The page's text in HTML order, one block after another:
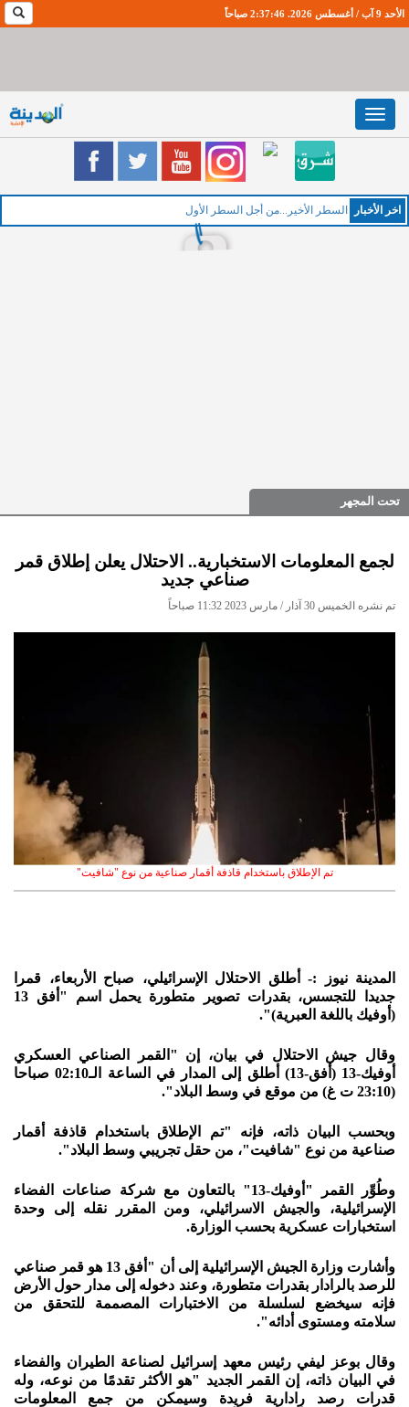
الأحد 9 آب / أغسطس 2026. 2:37:47 صباحاً
Toggle
navigation
اخر اﻷخبار
تحت المجهر
لجمع المعلومات الاستخبارية.. الاحتلال يعلن إطلاق قمر
صناعي جديد
تم نشره الخميس 30 آذار / مارس 2023 11:32 صباحاً
تم الإطلاق باستخدام قاذفة أقمار صناعية من نوع "شافيت"
المدينة نيوز :- أطلق الاحتلال الإسرائيلي، صباح الأربعاء، قمرا
جديدا للتجسس، بقدرات تصوير متطورة يحمل اسم "أفق 13
(أوفيك باللغة العبرية)".
وقال جيش الاحتلال في بيان، إن "القمر الصناعي العسكري
أوفيك-13 (أفق-13) أطلق إلى المدار في الساعة الـ02:10 صباحا
(23:10 ت غ) من موقع في وسط البلاد".
وبحسب البيان ذاته، فإنه "تم الإطلاق باستخدام قاذفة أقمار
صناعية من نوع "شافيت"، من حقل تجريبي وسط البلاد".
وطُوِّر القمر "أوفيك-13" بالتعاون مع شركة صناعات الفضاء
الإسرائيلية، والجيش الاسرائيلي، ومن المقرر نقله إلى وحدة
استخبارات عسكرية بحسب الوزارة.
وأشارت وزارة الجيش الإسرائيلية إلى أن "أفق 13 هو قمر صناعي
للرصد بالرادار بقدرات متطورة، وعند دخوله إلى مدار حول الأرض
فإنه سيخضع لسلسلة من الاختبارات المصممة للتحقق من
سلامته ومستوى أدائه".
وقال بوعز ليفي رئيس معهد إسرائيل لصناعة الطيران والفضاء
في البيان ذاته، إن القمر الجديد "هو الأكثر تقدمًا من نوعه، وله
قدرات رصد رادارية فريدة وسيمكن من جمع المعلومات